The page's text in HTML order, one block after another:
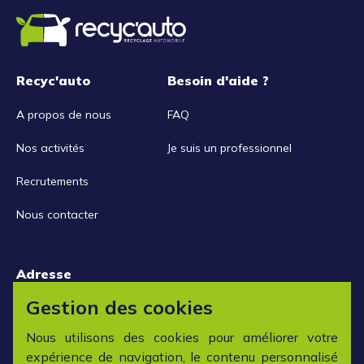
Recyc'auto
A propos de nous
Nos activités
Recrutements
Nous contacter
Besoin d'aide ?
FAQ
Je suis un professionnel
Adresse
15 rue de la Libération
42152 L'horme
Gestion des cookies
Nous utilisons des cookies pour améliorer votre
expérience de navigation, le contenu personnalisé